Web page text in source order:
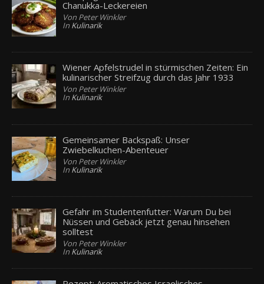
Chanukka-Leckereien
Von Peter Winkler
In Kulinarik
Wiener Apfelstrudel in stürmischen Zeiten: Ein
kulinarischer Streifzug durch das Jahr 1933
Von Peter Winkler
In Kulinarik
Gemeinsamer Backspaß: Unser
Zwiebelkuchen-Abenteuer
Von Peter Winkler
In Kulinarik
Gefahr im Studentenfutter: Warum Du bei
Nüssen und Gebäck jetzt genau hinsehen
solltest
Von Peter Winkler
In Kulinarik